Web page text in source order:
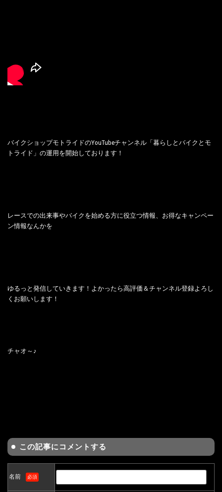
バイクショップモトライドのYouTubeチャンネル「暮らしとバイクとモ
トライド」の運用を開始しております！
レースでの出来事やバイクを始める方に役立つ情報、お得なキャンペー
ン情報なんかを
ゆるっと発信していきます！よかったら高評価＆チャンネル登録よろし
くお願いします！
チャオ～♪
この記事にコメントする
名前 必須